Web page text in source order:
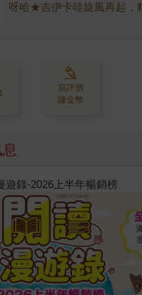
呀哈★吉伊卡哇旋風再起，
寫評價
賺金幣
遊錄-2026上半年暢銷榜